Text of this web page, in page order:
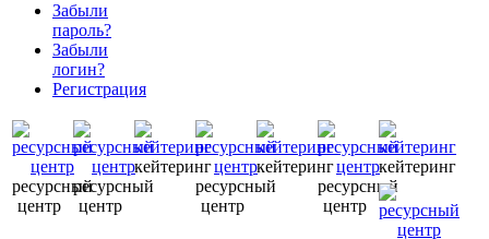
Забыли
пароль?
Забыли
логин?
Регистрация
ресурсный
центр
ресурсный
центр
кейтеринг
ресурсный
центр
кейтеринг
ресурсный
центр
кейтеринг